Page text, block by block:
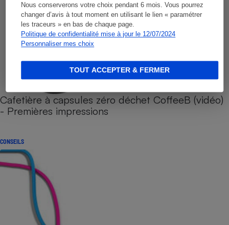
Nous conserverons votre choix pendant 6 mois. Vous pourrez
changer d’avis à tout moment en utilisant le lien « paramétrer
les traceurs » en bas de chaque page.
Politique de confidentialité mise à jour le 12/07/2024
Personnaliser mes choix
TOUT ACCEPTER & FERMER
Cafetière à capsules zéro déchet CoffeeB (vidéo)
- Premières impressions
CONSEILS